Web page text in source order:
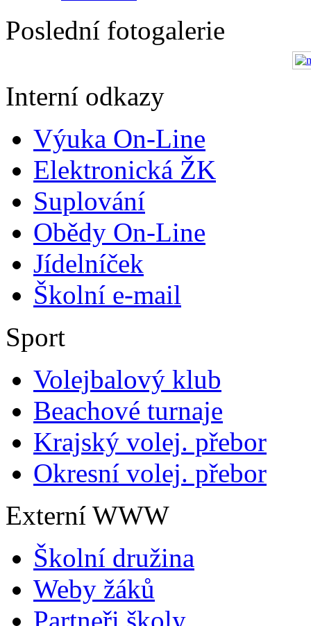
Poslední fotogalerie
Interní odkazy
Výuka On-Line
Elektronická ŽK
Suplování
Obědy On-Line
Jídelníček
Školní e-mail
Sport
Volejbalový klub
Beachové turnaje
Krajský volej. přebor
Okresní volej. přebor
Externí WWW
Školní družina
Weby žáků
Partneři školy